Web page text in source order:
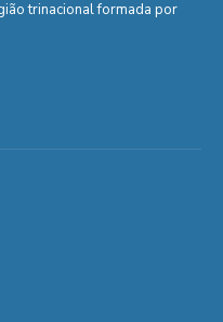
trinacional formada por